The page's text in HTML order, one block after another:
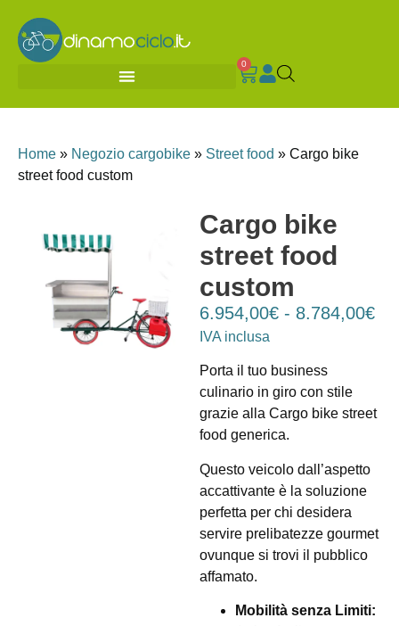
0
Home » Negozio cargobike » Street food » Cargo bike
street food custom
Cargo bike
street food
custom
6.954,00€ - 8.784,00€
IVA inclusa
Porta il tuo business
culinario in giro con stile
grazie alla Cargo bike street
food generica.
Questo veicolo dall’aspetto
accattivante è la soluzione
perfetta per chi desidera
servire prelibatezze gourmet
ovunque si trovi il pubblico
affamato.
Mobilità senza Limiti: